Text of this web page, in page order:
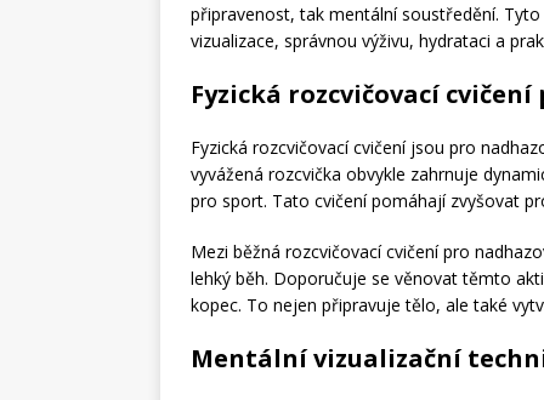
připravenost, tak mentální soustředění.
vizualizace, správnou výživu, hydrataci a
Fyzická rozcvičovací
Fyzická rozcvičovací cvičení jsou pro
vyvážená rozcvička obvykle zahrnuje
pro sport. Tato cvičení pomáhají zvyšovat
Mezi běžná rozcvičovací cvičení pro
lehký běh. Doporučuje se věnovat těmto
kopec. To nejen připravuje tělo, ale také
Mentální vizualizační